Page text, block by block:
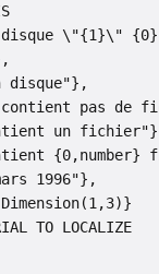
\"{1}\"
disque"},
pas de
un
{0,number}
1996"},
TO LOCALIZE